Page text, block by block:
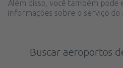
Além disso, você também pode
informações sobre o serviço do
Buscar aeroportos